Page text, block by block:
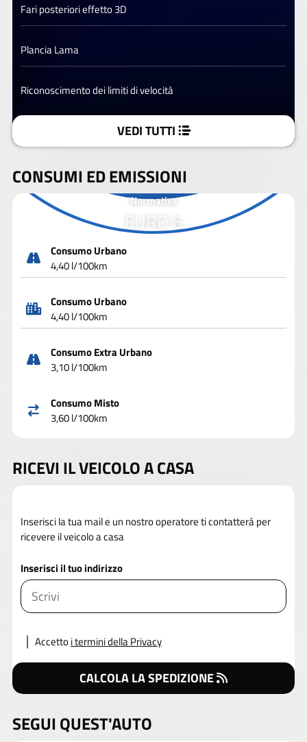
Fari posteriori effetto 3D
Plancia Lama
Riconoscimento dei limiti di velocità
VEDI TUTTI
CONSUMI ED EMISSIONI
Normativa
EURO 6
Consumo Urbano
4,40 l/100km
Consumo Urbano
4,40 l/100km
Consumo Extra Urbano
3,10 l/100km
Consumo Misto
3,60 l/100km
RICEVI IL VEICOLO A CASA
Inserisci la tua mail e un nostro operatore ti contatterà per
ricevere il veicolo a casa
Inserisci il tuo indirizzo
Accettoi termini della Privacy
CALCOLA LA SPEDIZIONE
SEGUI QUEST'AUTO